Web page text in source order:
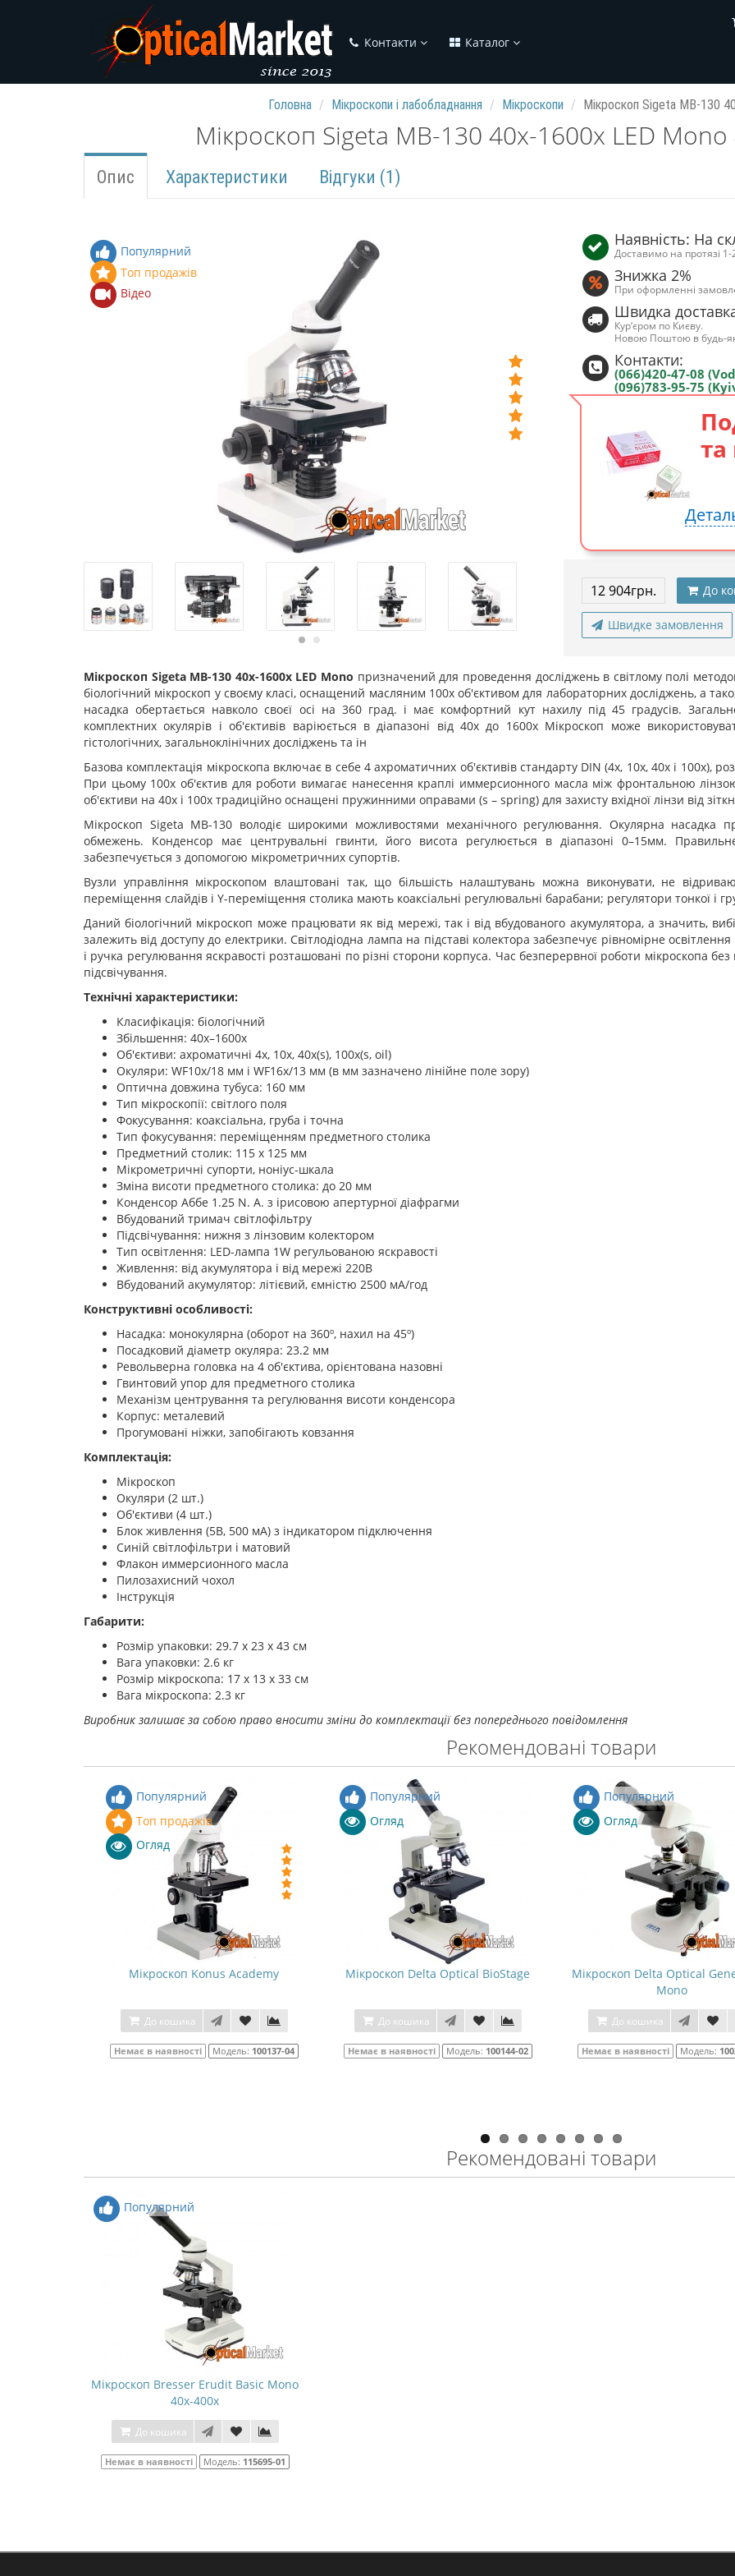
Контакти Каталог
Головна Мікроскопи і лабобладнання Мікроскопи Мікроскоп Sigeta MB-130
Мікроскоп Sigeta MB-130 40x-1600x LED Mono
Опис Характеристики Відгуки (1)
Популярний
Топ продажів
Відео
Наявність: На
Доставимо на протязі 1-
Знижка 2%
При оформленні
Швидка
Кур‘єром по Києву.
Новою Поштою в будь-
Контакти:
(066)420-47-08
(096)783-95-75
та
12 904грн. До
Швидке замовлення
Мікроскоп Sigeta MB-130 40x-1600x LED Mono призначений для проведення досліджень в світлому полі
біологічний мікроскоп у своєму класі, оснащений масляним 100х об'єктивом для лабораторних досліджень, а
насадка обертається навколо своєї осі на 360 град. і має комфортний кут нахилу під 45 градусів.
комплектних окулярів і об'єктивів варіюється в діапазоні від 40х до 1600х Мікроскоп може
гістологічних, загальноклінічних досліджень та ін
Базова комплектація мікроскопа включає в себе 4 ахроматичних об'єктивів стандарту DIN (4x, 10x, 40x і 100x),
При цьому 100х об'єктив для роботи вимагає нанесення краплі иммерсионного масла між фронтальною
об'єктиви на 40х і 100х традиційно оснащені пружинними оправами (s – spring) для захисту вхідної лінзи від
Мікроскоп Sigeta MB-130 володіє широкими можливостями механічного регулювання. Окулярна насадка
обмежень. Конденсор має центрувальні гвинти, його висота регулюється в діапазоні 0–15мм.
забезпечується з допомогою мікрометричних супортів.
Вузли управління мікроскопом влаштовані так, що більшість налаштувань можна виконувати, не
переміщення слайдів і Y-переміщення столика мають коаксіальні регулювальні барабани; регулятори тонкої і
Даний біологічний мікроскоп може працювати як від мережі, так і від вбудованого акумулятора, а значить,
залежить від доступу до електрики. Світлодіодна лампа на підставі колектора забезпечує рівномірне
і ручка регулювання яскравості розташовані по різні сторони корпуса. Час безперервної роботи мікроскопа без
підсвічування.
Технічні характеристики:
Класифікація: біологічний
Збільшення: 40x–1600x
Об'єктиви: ахроматичні 4x, 10x, 40x(s), 100x(s, oil)
Окуляри: WF10x/18 мм і WF16x/13 мм (в мм зазначено лінійне поле зору)
Оптична довжина тубуса: 160 мм
Тип мікроскопії: світлого поля
Фокусування: коаксіальна, груба і точна
Тип фокусування: переміщенням предметного столика
Предметний столик: 115 x 125 мм
Мікрометричні супорти, ноніус-шкала
Зміна висоти предметного столика: до 20 мм
Конденсор Аббе 1.25 N. A. з ірисовою апертурної діафрагми
Вбудований тримач світлофільтру
Підсвічування: нижня з лінзовим колектором
Тип освітлення: LED-лампа 1W регульованою яскравості
Живлення: від акумулятора і від мережі 220В
Вбудований акумулятор: літієвий, ємністю 2500 мА/год
Конструктивні особливості:
Насадка: монокулярна (оборот на 360º, нахил на 45º)
Посадковий діаметр окуляра: 23.2 мм
Револьверна головка на 4 об'єктива, орієнтована назовні
Гвинтовий упор для предметного столика
Механізм центрування та регулювання висоти конденсора
Корпус: металевий
Прогумовані ніжки, запобігають ковзання
Комплектація:
Мікроскоп
Окуляри (2 шт.)
Об'єктиви (4 шт.)
Блок живлення (5В, 500 мА) з індикатором підключення
Синій світлофільтри і матовий
Флакон иммерсионного масла
Пилозахисний чохол
Інструкція
Габарити:
Розмір упаковки: 29.7 x 23 x 43 см
Вага упаковки: 2.6 кг
Розмір мікроскопа: 17 x 13 x 33 см
Вага мікроскопа: 2.3 кг
Виробник залишає за собою право вносити зміни до комплектації без попереднього повідомлення
Рекомендовані товари
Популярний
Топ продажів
Огляд
Мікроскоп Konus Academy
До кошика
Немає в наявності Модель: 100137-04
Популярний
Огляд
Мікроскоп Delta Optical BioStage
До кошика
Немає в наявності Модель: 100144-02
Популярний
Огляд
Мікроскоп Delta Optical
Mono
До кошика
Немає в наявності Модель:
Рекомендовані товари
Популярний
Мікроскоп Bresser Erudit Basic Mono
40x-400x
До кошика
Немає в наявності Модель: 115695-01